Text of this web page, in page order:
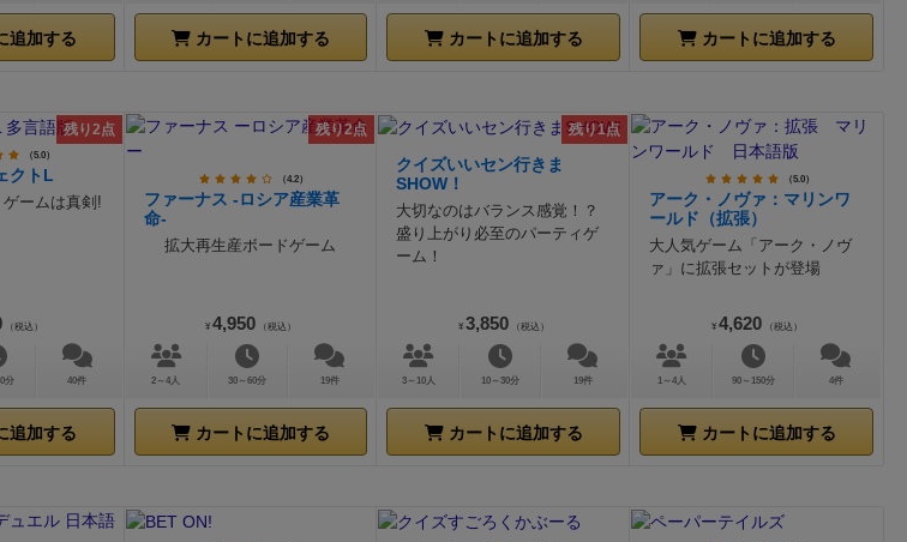
追加する カートに追加する カートに追加する カートに追加する
残り2点
（5.0）
クトL
ームは真剣!
（税込）
分 40件
追加する
残り2点
（4.2）
ファーナス -ロシア産業革
命-
拡大再生産ボードゲーム
¥ 4,950 （税込）
2～4人 30～60分 19件
カートに追加する
残り1点
クイズいいセン行きま
SHOW！
大切なのはバランス感覚！？
盛り上がり必至のパーティゲ
ーム！
¥ 3,850 （税込）
3～10人 10～30分 19件
カートに追加する
（5.0）
アーク・ノヴァ：マリンワ
ールド（拡張）
大人気ゲーム「アーク・ノヴ
ァ」に拡張セットが登場
¥ 4,620 （税込）
1～4人 90～150分 4件
カートに追加する